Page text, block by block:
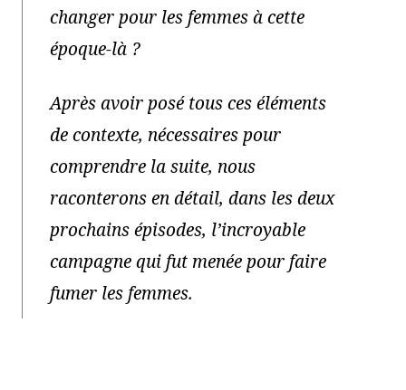
changer pour les femmes à cette
époque-là ?
Après avoir posé tous ces éléments
de contexte, nécessaires pour
comprendre la suite, nous
raconterons en détail, dans les deux
prochains épisodes, l’incroyable
campagne qui fut menée pour faire
fumer les femmes.